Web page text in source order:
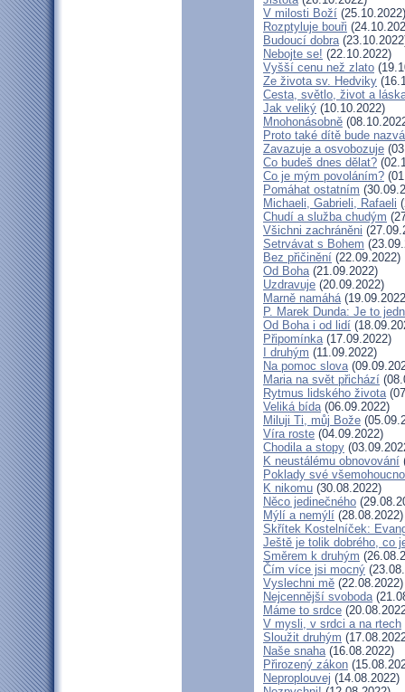
V milosti Boží (25.10.2022)
Rozptyluje bouři
Budoucí dobra
Nebojte se! (22.10.2022)
Vyšší cenu než zlato
Ze života sv. Hedviky
Cesta, světlo, život a
Jak veliký (10.10.2022)
Mnohonásobně
Proto také dítě bude
Zavazuje a osvobozuje
Co budeš dnes dělat?
Co je mým povoláním?
Pomáhat ostatním
Michaeli, Gabrieli, Rafaeli
Chudí a služba chudým
Všichni zachráněni
Setrvávat s Bohem
Bez přičinění (22.09.2022)
Od Boha(21.09.2022)
Uzdravuje (20.09.2022)
Marně namáhá
P. Marek Dunda: Je to
Od Boha i od lidí
Připomínka(17.09.2022)
I druhým (11.09.2022)
Na pomoc slova
Maria na svět přichází
Rytmus lidského života
Veliká bída(06.09.2022)
Miluji Ti, můj Bože
Víra roste (04.09.2022)
Chodila a stopy
K neustálému obnovování
Poklady své
K nikomu (30.08.2022)
Něco jedinečného
Mýlí a nemýlí (28.08.2022)
Skřítek Kostelníček:
Ještě je tolik dobrého, co
Směrem k druhým
Čím více jsi mocný
Vyslechni mě (22.08.2022)
Nejcennější svoboda
Máme to srdce
V mysli, v srdci a na rtech
Sloužit druhým
Naše snaha(16.08.2022)
Přirozený zákon
Neproplouvej (14.08.2022)